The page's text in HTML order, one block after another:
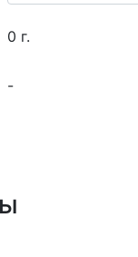
0 г.
-